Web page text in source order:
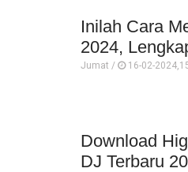
Inilah Cara
2024,
Jumat / 16-02-
Download
DJ Terbaru